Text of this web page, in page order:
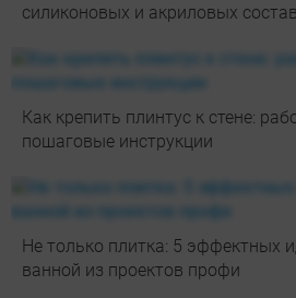
силиконовых и акриловых
Как крепить плинтус к стене:
пошаговые инструкции
Не только плитка: 5 эффектных
ванной из проектов профи